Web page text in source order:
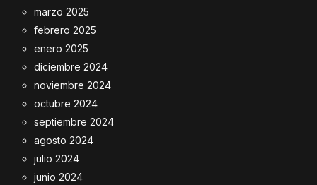
marzo 2025
febrero 2025
enero 2025
diciembre 2024
noviembre 2024
octubre 2024
septiembre 2024
agosto 2024
julio 2024
junio 2024